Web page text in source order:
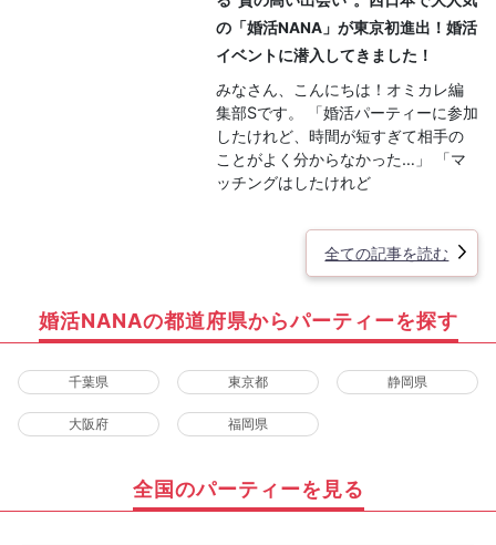
の「婚活NANA」が東京初進出！婚活
イベントに潜入してきました！
みなさん、こんにちは！オミカレ編
集部Sです。 「婚活パーティーに参加
したけれど、時間が短すぎて相手の
ことがよく分からなかった…」 「マ
ッチングはしたけれど
全ての記事を読む
婚活NANAの都道府県からパーティーを探す
千葉県 東京都 静岡県
大阪府 福岡県
全国のパーティーを見る